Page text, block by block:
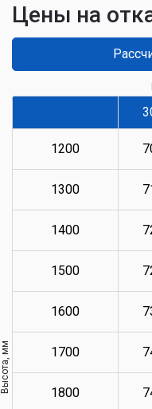
Цены на
Высота, мм
1200
1300
1400
1500
1600
1700
1800